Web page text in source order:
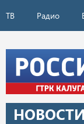
ТВ Радио
НОВОСТИ